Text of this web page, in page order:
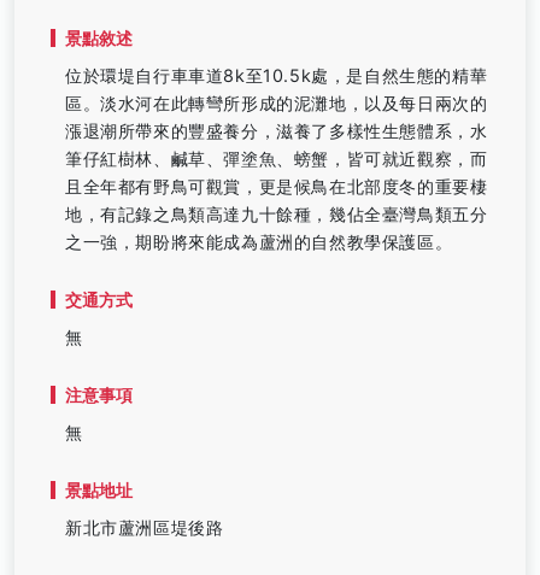
景點敘述
位於環堤自行車車道8k至10.5k處，是自然生態的精華
區。淡水河在此轉彎所形成的泥灘地，以及每日兩次的
漲退潮所帶來的豐盛養分，滋養了多樣性生態體系，水
筆仔紅樹林、鹹草、彈塗魚、螃蟹，皆可就近觀察，而
且全年都有野鳥可觀賞，更是候鳥在北部度冬的重要棲
地，有記錄之鳥類高達九十餘種，幾佔全臺灣鳥類五分
之一強，期盼將來能成為蘆洲的自然教學保護區。
交通方式
無
注意事項
無
景點地址
新北市蘆洲區堤後路